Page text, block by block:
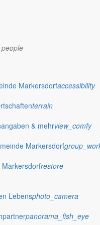
Markersdorfaccessibility
terrain
& mehrview_comfy
Markersdorf
restore
Lebensphoto_camera
panorama_fish_eye